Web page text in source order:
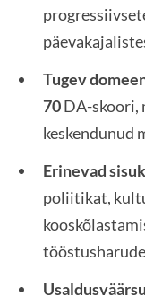
Tugev
70DA-skoori,
keskendunud
Erinevad
poliitikat,